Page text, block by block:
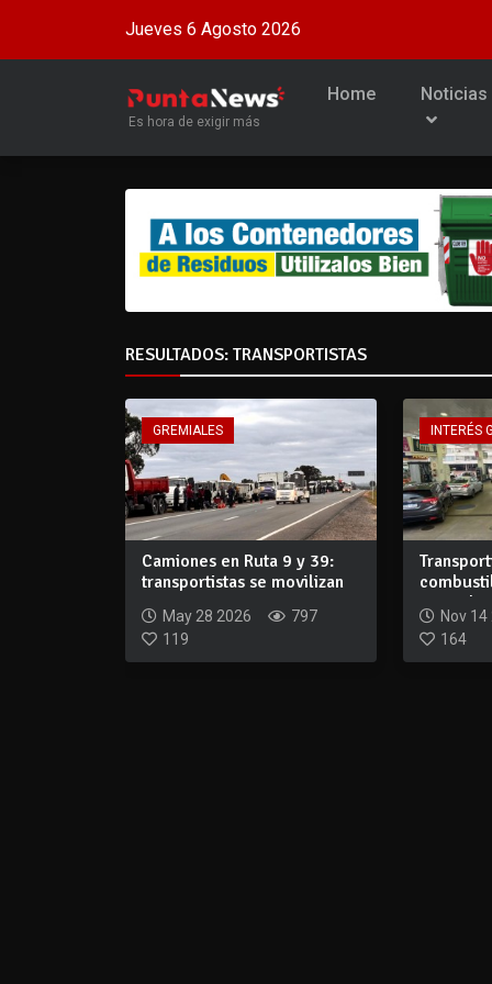
Jueves 6 Agosto 2026
Es hora de exigir más
Home Noticias
RESULTADOS: TRANSPORTISTAS
GREMIALES
Camiones en Ruta 9 y 39:
transportistas se movilizan
May 28 2026
797
119
INTERÉS
Nov 14
164